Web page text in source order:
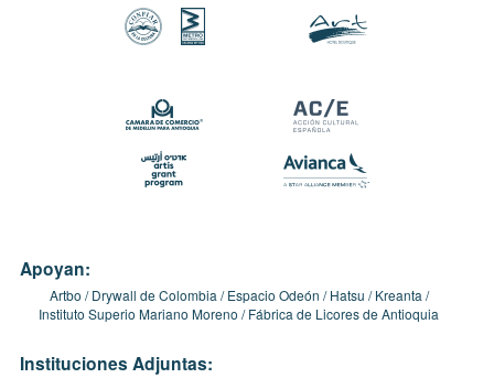
Apoyan:
Artbo Drywall de Colombia Espacio Odeón Hatsu
Kreanta
Instituto Superio Mariano Moreno
Fábrica de Licores de Antioquia
Instituciones Adjuntas: